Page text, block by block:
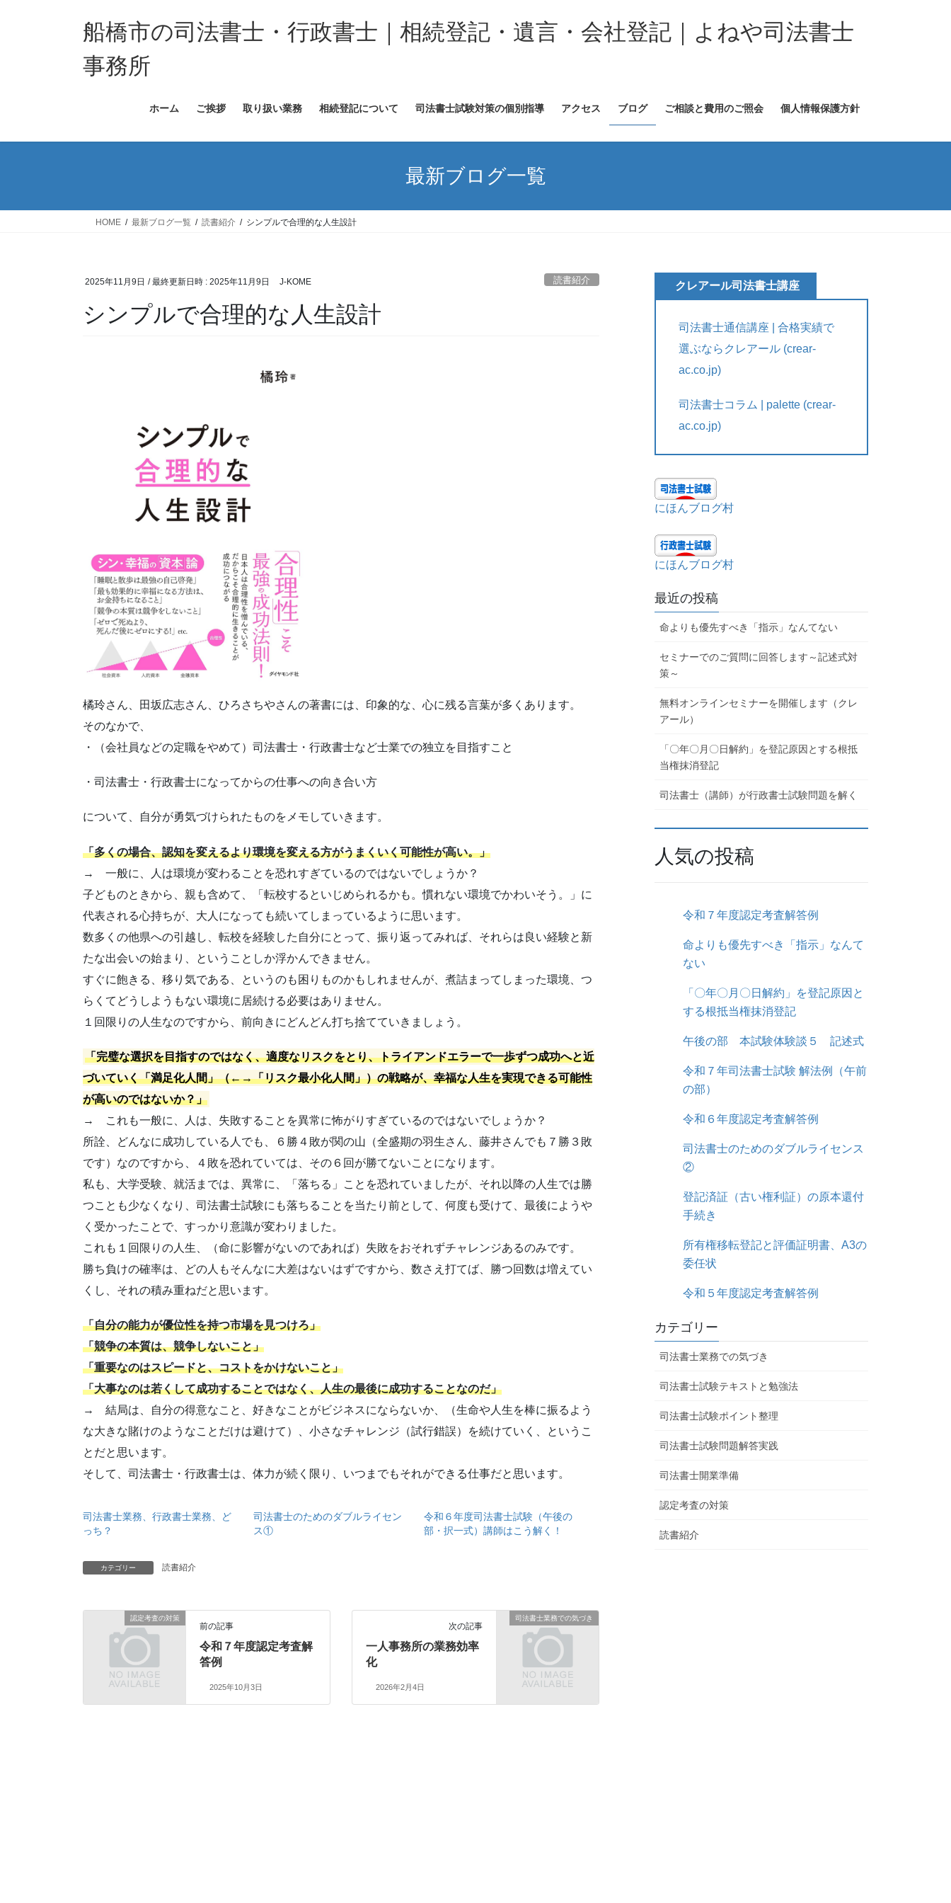
ッ
移
船橋市の司法書士・行政書士｜相続登記・遺言・会社登記｜よねや司法書士
事務所
ホーム ご挨拶 取り扱い業務 相続登記について 司法書士試験対策の個別指導 アクセス ブログ ご相談と費用のご照会 個人情報保護方針
最新ブログ一覧
HOME 最新ブログ一覧 読書紹介 シンプルで合理的な人生設計
2025年11月9日 / 最終更新日時 : 2025年11月9日 J-KOME 読書紹介
シンプルで合理的な人生設計
橘玲さん、田坂広志さん、ひろさちやさんの著書には、印象的な、心に残る言葉が多くあります。
そのなかで、
・（会社員などの定職をやめて）司法書士・行政書士など士業での独立を目指すこと
・司法書士・行政書士になってからの仕事への向き合い方
について、自分が勇気づけられたものをメモしていきます。
「多くの場合、認知を変えるより環境を変える方がうまくいく可能性が高い。」
→ 一般に、人は環境が変わることを恐れすぎているのではないでしょうか？
子どものときから、親も含めて、「転校するといじめられるかも。慣れない環境でかわいそう。」に
代表される心持ちが、大人になっても続いてしまっているように思います。
数多くの他県への引越し、転校を経験した自分にとって、振り返ってみれば、それらは良い経験と新
たな出会いの始まり、ということしか浮かんできません。
すぐに飽きる、移り気である、というのも困りものかもしれませんが、煮詰まってしまった環境、つ
らくてどうしようもない環境に居続ける必要はありません。
１回限りの人生なのですから、前向きにどんどん打ち捨てていきましょう。
「完璧な選択を目指すのではなく、適度なリスクをとり、トライアンドエラーで一歩ずつ成功へと近
づいていく「満足化人間」（←→「リスク最小化人間」）の戦略が、幸福な人生を実現できる可能性
が高いのではないか？」
→ これも一般に、人は、失敗することを異常に怖がりすぎているのではないでしょうか？
所詮、どんなに成功している人でも、６勝４敗が関の山（全盛期の羽生さん、藤井さんでも７勝３敗
です）なのですから、４敗を恐れていては、その６回が勝てないことになります。
私も、大学受験、就活までは、異常に、「落ちる」ことを恐れていましたが、それ以降の人生では勝
つことも少なくなり、司法書士試験にも落ちることを当たり前として、何度も受けて、最後にようや
く受かったことで、すっかり意識が変わりました。
これも１回限りの人生、（命に影響がないのであれば）失敗をおそれずチャレンジあるのみです。
勝ち負けの確率は、どの人もそんなに大差はないはずですから、数さえ打てば、勝つ回数は増えてい
くし、それの積み重ねだと思います。
「自分の能力が優位性を持つ市場を見つけろ」
「競争の本質は、競争しないこと」
「重要なのはスピードと、コストをかけないこと」
「大事なのは若くして成功することではなく、人生の最後に成功することなのだ」
→ 結局は、自分の得意なこと、好きなことがビジネスにならないか、（生命や人生を棒に振るよう
な大きな賭けのようなことだけは避けて）、小さなチャレンジ（試行錯誤）を続けていく、というこ
とだと思います。
そして、司法書士・行政書士は、体力が続く限り、いつまでもそれができる仕事だと思います。
司法書士業務、行政書士業務、ど
っち？
司法書士のためのダブルライセン
ス①
令和６年度司法書士試験（午後の
部・択一式）講師はこう解く！
カテゴリー 読書紹介
認定考査の対策
前の記事
令和７年度認定考査解
答例
2025年10月3日
司法書士業務での気づき
次の記事
一人事務所の業務効率
化
2026年2月4日
クレアール司法書士講座
司法書士通信講座 | 合格実績で
選ぶならクレアール (crear-
ac.co.jp)
司法書士コラム | palette (crear-
ac.co.jp)
にほんブログ村
にほんブログ村
最近の投稿
命よりも優先すべき「指示」なんてない
セミナーでのご質問に回答します～記述式対
策～
無料オンラインセミナーを開催します（クレ
アール）
「〇年〇月〇日解約」を登記原因とする根抵
当権抹消登記
司法書士（講師）が行政書士試験問題を解く
人気の投稿
令和７年度認定考査解答例
命よりも優先すべき「指示」なんて
ない
「〇年〇月〇日解約」を登記原因と
する根抵当権抹消登記
午後の部 本試験体験談５ 記述式
令和７年司法書士試験 解法例（午前
の部）
令和６年度認定考査解答例
司法書士のためのダブルライセンス
②
登記済証（古い権利証）の原本還付
手続き
所有権移転登記と評価証明書、A3の
委任状
令和５年度認定考査解答例
カテゴリー
司法書士業務での気づき
司法書士試験テキストと勉強法
司法書士試験ポイント整理
司法書士試験問題解答実践
司法書士開業準備
認定考査の対策
読書紹介